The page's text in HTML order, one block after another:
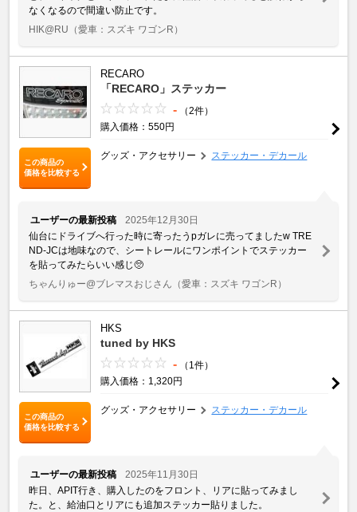
なくなるので間違い防止です。
HIK@RU （愛車：スズキ ワゴンR）
この商品の
価格を比較する
RECARO
「RECARO」ステッカー
-
（2件）
購入価格：550円
グッズ・アクセサリー ステッカー・デカール
ユーザーの最新投稿
2025年12月30日
仙台にドライブへ行った時に寄ったうpガレに売ってましたw TRE
ND-JCは地味なので、シートレールにワンポイントでステッカー
を貼ってみたらいい感じ🥺
ちゃんりゅー@ブレマスおじさん （愛車：スズキ ワゴンR）
この商品の
価格を比較する
HKS
tuned by HKS
-
（1件）
購入価格：1,320円
グッズ・アクセサリー ステッカー・デカール
ユーザーの最新投稿
2025年11月30日
昨日、APIT行き、購入したのをフロント、リアに貼ってみまし
た。と、給油口とリアにも追加ステッカー貼りました。